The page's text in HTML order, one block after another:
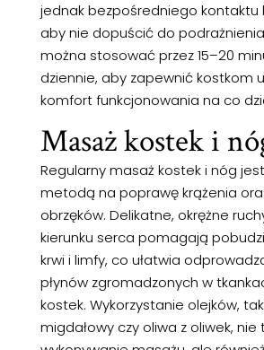
jednak bezpośredniego kontaktu
aby nie dopuścić do
można stosować przez 15–20
dziennie, aby zapewnić kostkom
komfort funkcjonowania na co
Masaż kostek i
Regularny masaż kostek i nóg
metodą na poprawę krążenia
obrzęków. Delikatne, okrężne
kierunku serca pomagają
krwi i limfy, co ułatwia
płynów zgromadzonych w
kostek. Wykorzystanie olejków,
migdałowy czy oliwa z oliwek, nie